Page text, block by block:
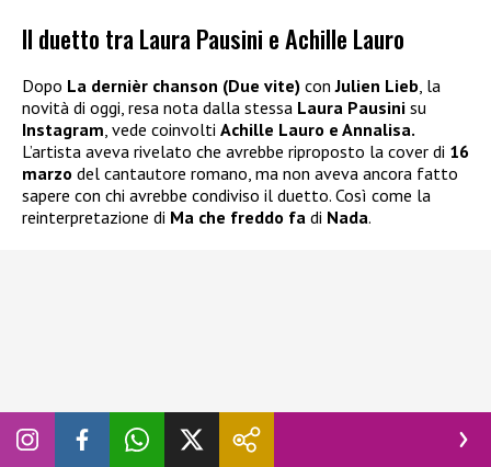
Il duetto tra Laura Pausini e Achille Lauro
Dopo La dernièr chanson (Due vite) con Julien Lieb , la
novità di oggi, resa nota dalla stessa Laura Pausini su
Instagram , vede coinvolti Achille Lauro e Annalisa.
L’artista aveva rivelato che avrebbe riproposto la cover di 16
marzo del cantautore romano, ma non aveva ancora fatto
sapere con chi avrebbe condiviso il duetto. Così come la
reinterpretazione di Ma che freddo fa di Nada.